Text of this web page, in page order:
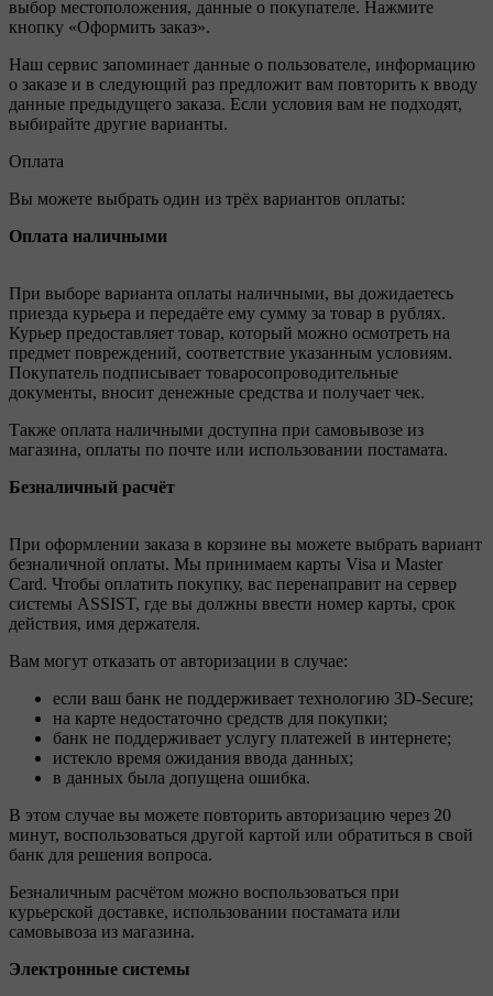
выбор местоположения, данные о покупателе. Нажмите
кнопку «Оформить заказ».
Наш сервис запоминает данные о пользователе, информацию
о заказе и в следующий раз предложит вам повторить к вводу
данные предыдущего заказа. Если условия вам не подходят,
выбирайте другие варианты.
Оплата
Вы можете выбрать один из трёх вариантов оплаты:
Оплата наличными
При выборе варианта оплаты наличными, вы дожидаетесь
приезда курьера и передаёте ему сумму за товар в рублях.
Курьер предоставляет товар, который можно осмотреть на
предмет повреждений, соответствие указанным условиям.
Покупатель подписывает товаросопроводительные
документы, вносит денежные средства и получает чек.
Также оплата наличными доступна при самовывозе из
магазина, оплаты по почте или использовании постамата.
Безналичный расчёт
При оформлении заказа в корзине вы можете выбрать вариант
безналичной оплаты. Мы принимаем карты Visa и Master
Card. Чтобы оплатить покупку, вас перенаправит на сервер
системы ASSIST, где вы должны ввести номер карты, срок
действия, имя держателя.
Вам могут отказать от авторизации в случае:
если ваш банк не поддерживает технологию 3D-Secure;
на карте недостаточно средств для покупки;
банк не поддерживает услугу платежей в интернете;
истекло время ожидания ввода данных;
в данных была допущена ошибка.
В этом случае вы можете повторить авторизацию через 20
минут, воспользоваться другой картой или обратиться в свой
банк для решения вопроса.
Безналичным расчётом можно воспользоваться при
курьерской доставке, использовании постамата или
самовывоза из магазина.
Электронные системы